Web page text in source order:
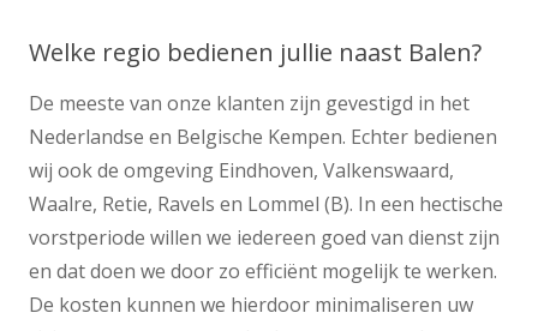
Welke regio bedienen jullie naast Balen?
De meeste van onze klanten zijn gevestigd in het
Nederlandse en Belgische Kempen. Echter bedienen
wij ook de omgeving Eindhoven, Valkenswaard,
Waalre, Retie, Ravels en Lommel (B). In een hectische
vorstperiode willen we iedereen goed van dienst zijn
en dat doen we door zo efficiënt mogelijk te werken.
De kosten kunnen we hierdoor minimaliseren uw